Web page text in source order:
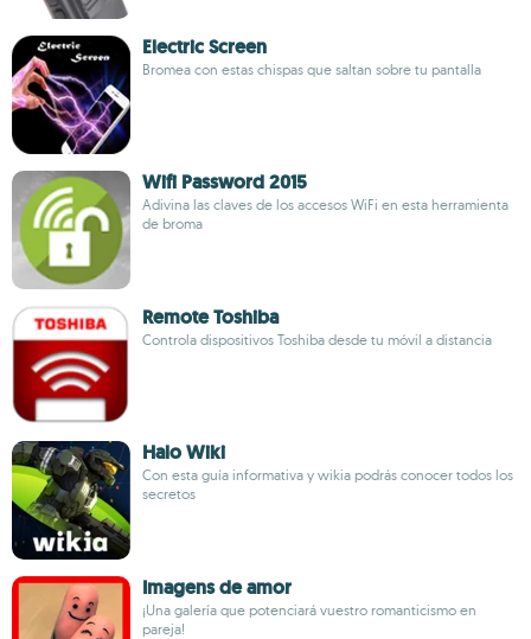
Electric Screen
Bromea con estas chispas que saltan sobre tu pantalla
Wifi Password 2015
Adivina las claves de los accesos WiFi en esta herramienta
de broma
Remote Toshiba
Controla dispositivos Toshiba desde tu móvil a distancia
Halo Wiki
Con esta guía informativa y wikia podrás conocer todos los
secretos
Imagens de amor
¡Una galería que potenciará vuestro romanticismo en
pareja!